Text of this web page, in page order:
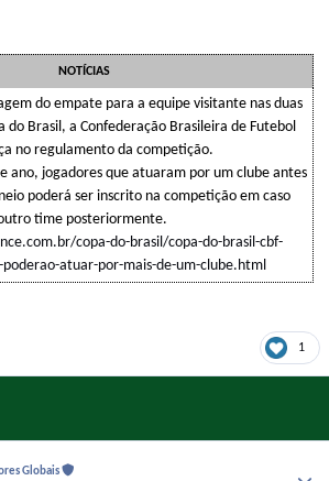
NOTÍCIAS
do empate para a equipe visitante nas duas
do Brasil, a Confederação Brasileira de Futebol
no regulamento da competição.
ano, jogadores que atuaram por um clube antes
poderá ser inscrito na competição em caso
time posteriormente.
copa-do-brasil/copa-do-brasil-cbf-
atuar-por-mais-de-um-clube.html
1
Globais